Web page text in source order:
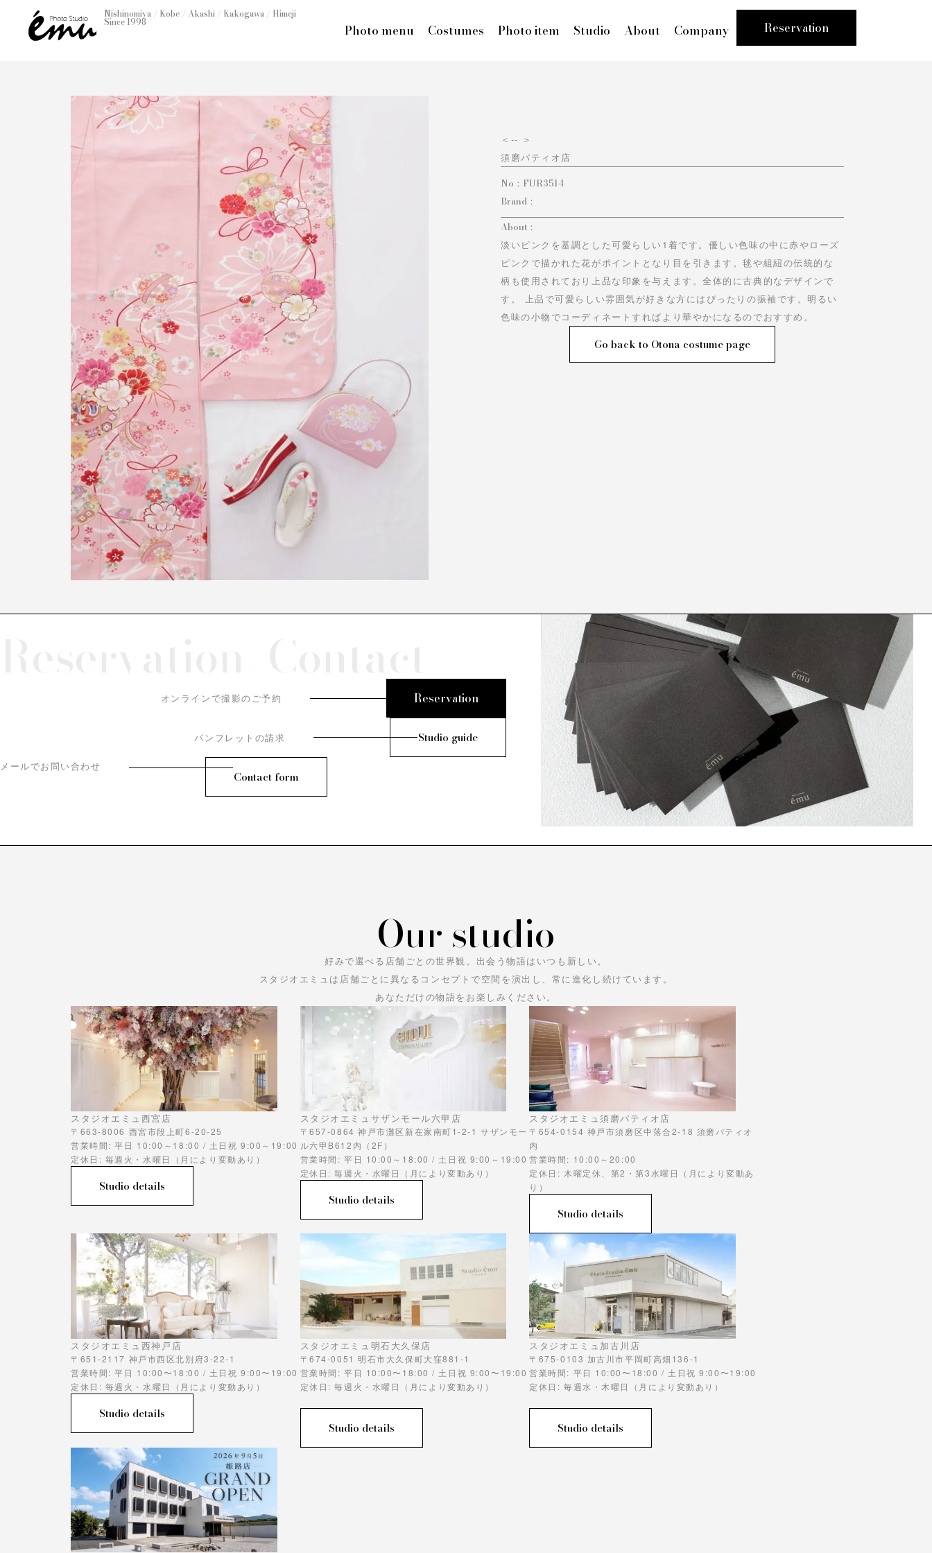
Nishinomiya / Kobe / Akashi / Kakogawa / Himeji
Since 1998 Photo menu Costumes Photo item Studio About Company Reservation
＜ -- ＞
須磨パティオ店
No： FUR3514
Brand：
About：
淡いピンクを基調とした可愛らしい1着です。優しい色味の中に赤やローズ
ピンクで描かれた花がポイントとなり目を引きます。毬や組紐の伝統的な
柄も使用されており上品な印象を与えます。全体的に古典的なデザインで
す。 上品で可愛らしい雰囲気が好きな方にはぴったりの振袖です。明るい
色味の小物でコーディネートすればより華やかになるのでおすすめ。
Go back to Otona costume page
オンラインで撮影のご予約 Reservation
パンフレットの請求 Studio guide
メールでお問い合わせ
Contact form
Our studio
好みで選べる店舗ごとの世界観。 出会う物語はいつも新しい。
スタジオエミュは店舗ごとに異なるコンセプトで空間を演出し、常に進化し続けています。
あなただけの物語をお楽しみください。
スタジオエミュ西宮店
〒663-8006 西宮市段上町6-20-25
営業時間: 平日 10:00～18:00 / 土日祝 9:00～19:00
定休日: 毎週火・水曜日（月により変動あり）
Studio details
スタジオエミュサザンモール六甲店
〒657-0864 神戸市灘区新在家南町1-2-1 サザンモー
ル六甲B612内（2F）
営業時間: 平日 10:00～18:00 / 土日祝 9:00～19:00
定休日: 毎週火・水曜日（月により変動あり）
Studio details
スタジオエミュ須磨パティオ店
〒654-0154 神戸市須磨区中落合2-18 須磨パティオ
内
営業時間: 10:00～20:00
定休日: 木曜定休、第2・第3水曜日（月により変動あ
り）
Studio details
スタジオエミュ西神戸店
〒651-2117 神戸市西区北別府3-22-1
営業時間: 平日 10:00〜18:00 / 土日祝 9:00〜19:00
定休日: 毎週火・水曜日（月により変動あり）
Studio details
スタジオエミュ明石大久保店
〒674-0051 明石市大久保町大窪881-1
営業時間: 平日 10:00〜18:00 / 土日祝 9:00〜19:00
定休日: 毎週火・水曜日（月により変動あり）
Studio details
スタジオエミュ加古川店
〒675-0103 加古川市平岡町高畑136-1
営業時間: 平日 10:00〜18:00 / 土日祝 9:00〜19:00
定休日: 毎週水・木曜日（月により変動あり）
Studio details